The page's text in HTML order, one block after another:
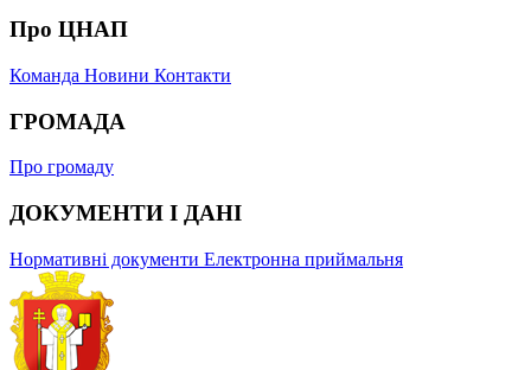
Про ЦНАП
Команда Новини Контакти
ГРОМАДА
Про громаду
ДОКУМЕНТИ І ДАНІ
Нормативні документи Електронна приймальня